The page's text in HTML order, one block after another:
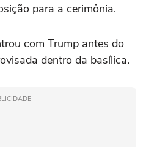
para a cerimônia.
com Trump antes do
dentro da basílica.